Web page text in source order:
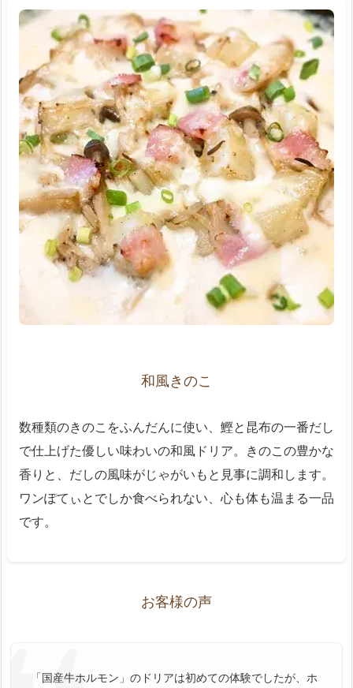
和風きのこ
数種類のきのこをふんだんに使い、鰹と昆布の一番だし
で仕上げた優しい味わいの和風ドリア。きのこの豊かな
香りと、だしの風味がじゃがいもと見事に調和します。
ワンぽてぃとでしか食べられない、心も体も温まる一品
です。
お客様の声
「国産牛ホルモン」のドリアは初めての体験でしたが、ホ